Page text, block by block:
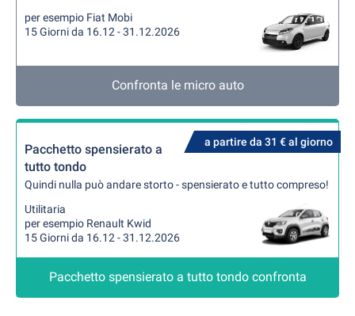
per esempio Fiat Mobi
15 Giorni da 16.12 - 31.12.2026
Confronta le micro auto
a partire da 31 € al giorno
Pacchetto spensierato a
tutto tondo
Quindi nulla può andare storto - spensierato e tutto compreso!
Utilitaria
per esempio Renault Kwid
15 Giorni da 16.12 - 31.12.2026
Pacchetto spensierato a tutto tondo confronta